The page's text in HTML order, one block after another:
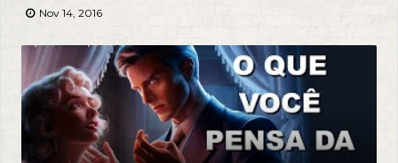
Nov 14, 2016